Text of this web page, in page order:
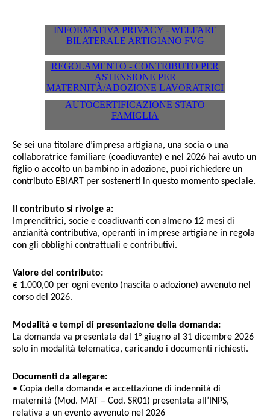
INFORMATIVA PRIVACY - WELFARE
BILATERALE ARTIGIANO FVG
REGOLAMENTO - CONTRIBUTO PER
ASTENSIONE PER
MATERNITÀ/ADOZIONE LAVORATRICI
AUTOCERTIFICAZIONE STATO
FAMIGLIA
Se sei una titolare d’impresa artigiana, una socia o una
collaboratrice familiare (coadiuvante) e nel 2026 hai avuto un
figlio o accolto un bambino in adozione, puoi richiedere un
contributo EBIART per sostenerti in questo momento speciale.
Il contributo si rivolge a:
Imprenditrici, socie e coadiuvanti con almeno 12 mesi di
anzianità contributiva, operanti in imprese artigiane in regola
con gli obblighi contrattuali e contributivi.
Valore del contributo:
€ 1.000,00 per ogni evento (nascita o adozione) avvenuto nel
corso del 2026.
Modalità e tempi di presentazione della domanda:
La domanda va presentata dal 1° giugno al 31 dicembre 2026
solo in modalità telematica, caricando i documenti richiesti.
Documenti da allegare:
• Copia della domanda e accettazione di indennità di
maternità (Mod. MAT – Cod. SR01) presentata all’INPS,
relativa a un evento avvenuto nel 2026